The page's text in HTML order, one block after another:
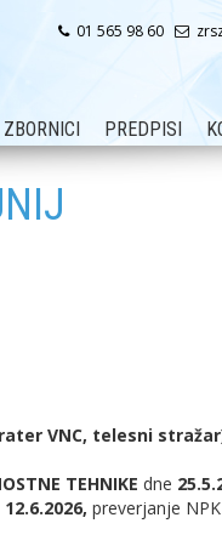
01 565 98 60
PREDPISI
VNC, telesni
TEHNIKE dne
preverjanje